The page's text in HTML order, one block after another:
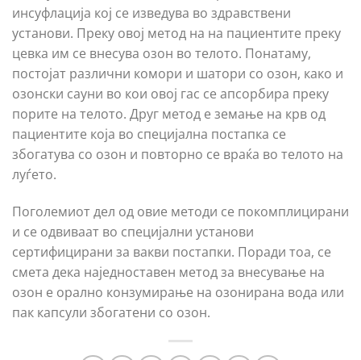
инсуфлација кој се изведува во здравствени
установи. Преку овој метод на на пациентите преку
цевка им се внесува озон во телото. Понатаму,
постојат различни комори и шатори со озон, како и
озонски сауни во кои овој гас се апсорбира преку
порите на телото. Друг метод е земање на крв од
пациентите која во специјална постапка се
збогатува со озон и повторно се враќа во телото на
луѓето.
Поголемиот дел од овие методи се покомплицирани
и се одвиваат во специјални установи
сертифицирани за вакви постапки. Поради тоа, се
смета дека наједноставен метод за внесување на
озон е орално конзумирање на озонирана вода или
пак капсули збогатени со озон.